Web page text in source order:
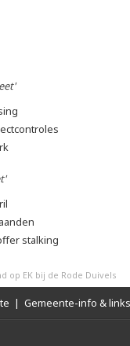
stalking
op EK bij de Rode Duivels
| Gemeente-info & links